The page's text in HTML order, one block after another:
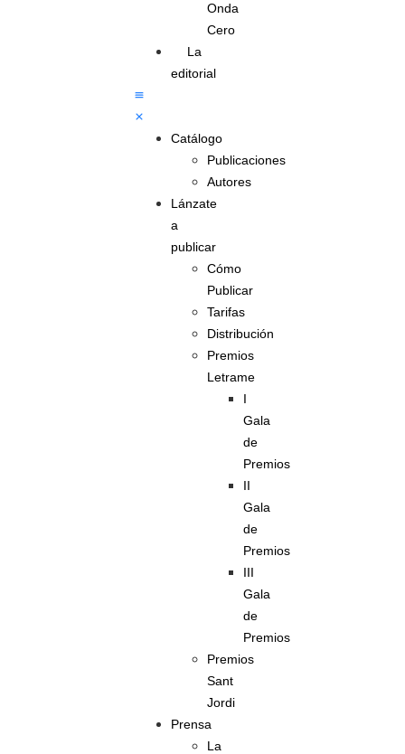
Onda
Cero
La
editorial
Catálogo
Publicaciones
Autores
Lánzate
a
publicar
Cómo
Publicar
Tarifas
Distribución
Premios
Letrame
I
Gala
de
Premios
II
Gala
de
Premios
III
Gala
de
Premios
Premios
Sant
Jordi
Prensa
La